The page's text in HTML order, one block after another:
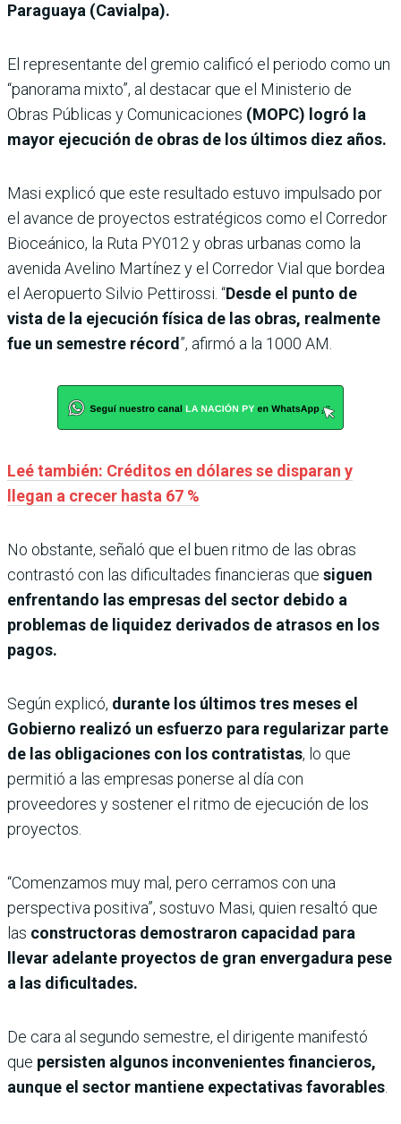
Paraguaya (Cavialpa).
El representante del gremio calificó el periodo como un
“panorama mixto”, al destacar que el Ministerio de
Obras Públicas y Comunicaciones (MOPC) logró la
mayor ejecución de obras de los últimos diez años.
Masi explicó que este resultado estuvo impulsado por
el avance de proyectos estratégicos como el Corredor
Bioceánico, la Ruta PY012 y obras urbanas como la
avenida Avelino Martínez y el Corredor Vial que bordea
el Aeropuerto Silvio Pettirossi. “Desde el punto de
vista de la ejecución física de las obras, realmente
fue un semestre récord”, afirmó a la 1000 AM.
Leé también: Créditos en dólares se disparan y
llegan a crecer hasta 67 %
No obstante, señaló que el buen ritmo de las obras
contrastó con las dificultades financieras que siguen
enfrentando las empresas del sector debido a
problemas de liquidez derivados de atrasos en los
pagos.
Según explicó, durante los últimos tres meses el
Gobierno realizó un esfuerzo para regularizar parte
de las obligaciones con los contratistas, lo que
permitió a las empresas ponerse al día con
proveedores y sostener el ritmo de ejecución de los
proyectos.
“Comenzamos muy mal, pero cerramos con una
perspectiva positiva”, sostuvo Masi, quien resaltó que
las constructoras demostraron capacidad para
llevar adelante proyectos de gran envergadura pese
a las dificultades.
De cara al segundo semestre, el dirigente manifestó
que persisten algunos inconvenientes financieros,
aunque el sector mantiene expectativas favorables.